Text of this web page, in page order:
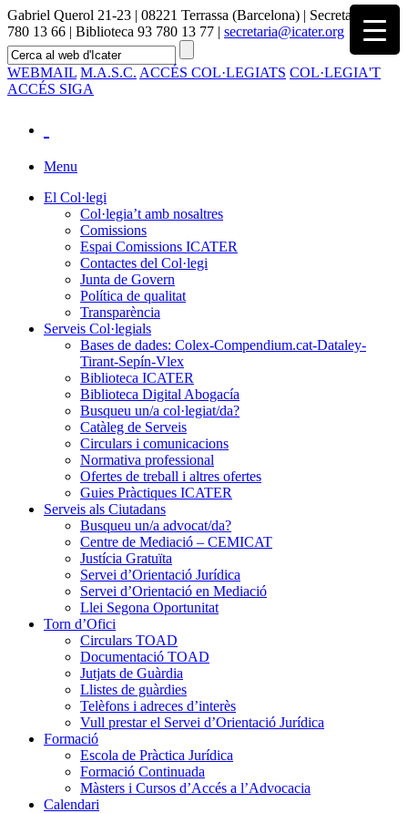
Gabriel Querol 21-23 | 08221 Terrassa (Barcelona) | Secretaria 93
780 13 66 | Biblioteca 93 780 13 77 | secretaria@icater.org
WEBMAIL M.A.S.C. ACCÉS COL·LEGIATS COL·LEGIA'T
ACCÉS SIGA
Menu
El Col·legi
Col·legia’t amb nosaltres
Comissions
Espai Comissions ICATER
Contactes del Col·legi
Junta de Govern
Política de qualitat
Transparència
Serveis Col·legials
Bases de dades: Colex-Compendium.cat-Dataley-
Tirant-Sepín-Vlex
Biblioteca ICATER
Biblioteca Digital Abogacía
Busqueu un/a col·legiat/da?
Catàleg de Serveis
Circulars i comunicacions
Normativa professional
Ofertes de treball i altres ofertes
Guies Pràctiques ICATER
Serveis als Ciutadans
Busqueu un/a advocat/da?
Centre de Mediació – CEMICAT
Justícia Gratuïta
Servei d’Orientació Jurídica
Servei d’Orientació en Mediació
Llei Segona Oportunitat
Torn d’Ofici
Circulars TOAD
Documentació TOAD
Jutjats de Guàrdia
Llistes de guàrdies
Telèfons i adreces d’interès
Vull prestar el Servei d’Orientació Jurídica
Formació
Escola de Pràctica Jurídica
Formació Continuada
Màsters i Cursos d’Accés a l’Advocacia
Calendari